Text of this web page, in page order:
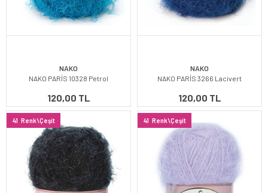
NAKO
NAKO PARİS 10328 Petrol
120,00 TL
NAKO
NAKO PARİS 3266 Lacivert
120,00 TL
41 Renk\Çeşit 41 Renk\Çeşit